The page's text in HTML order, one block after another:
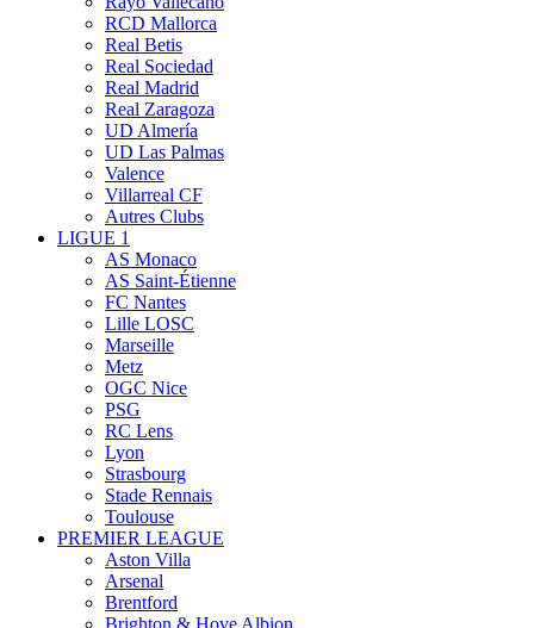
RCD Mallorca
Real Betis
Real Sociedad
Real Madrid
Real Zaragoza
UD Almería
UD Las Palmas
Valence
Villarreal CF
Autres Clubs
LIGUE 1
AS Monaco
AS Saint-Étienne
FC Nantes
Lille LOSC
Marseille
Metz
OGC Nice
PSG
RC Lens
Lyon
Strasbourg
Stade Rennais
Toulouse
PREMIER LEAGUE
Aston Villa
Arsenal
Brentford